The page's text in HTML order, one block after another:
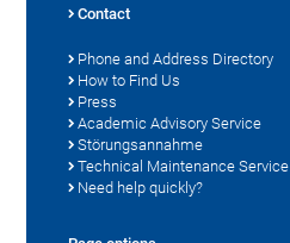
Contact
Phone and Address Directory
How to Find Us
Press
Academic Advisory Service
Störungsannahme
Technical Maintenance Service
Need help quickly?